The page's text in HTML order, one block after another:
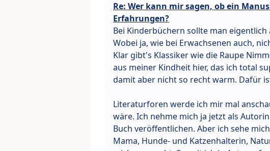
Re: Wer kann mir sagen, ob ein
Erfahrungen?
Bei Kinderbüchern sollte man
Wobei ja, wie bei Erwachsenen auch,
Klar gibt's Klassiker wie die Raupe
aus meiner Kindheit hier, das ich total
damit aber nicht so recht warm. Dafür
Literaturforen werde ich mir mal
wäre. Ich nehme mich ja jetzt als
Buch veröffentlichen. Aber ich sehe
Mama, Hunde- und Katzenhalterin,